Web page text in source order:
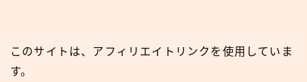
このサイトは、アフィリエイトリンクを使用していま
す。